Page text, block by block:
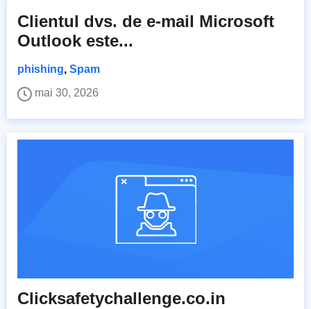
Clientul dvs. de e-mail Microsoft
Outlook este...
phishing, Spam
mai 30, 2026
Clicksafetychallenge.co.in